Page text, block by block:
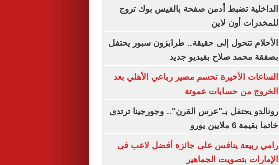
الداخلية تضبط أدمن صفحة بالفيس بوك تروج
للمخدرات أون لاين
الأحلام تتحول إلى حقيقة.. طرابزون سبور يحتفل
بصفقة محمد صلاح بفيديو جديد
الساعات الأخيرة تحسم مصير رباعي الأهلي بعد
الخروج من حسابات عموتة
رونالدو يحتفل بـ"عرس القرن".. وجورجينا ترتدى
خاتما بقيمة 6 ملايين يورو
رامي ربيعة ينافس على جائزة أفضل لاعب فى
الإمارات بتصويت الجماهير